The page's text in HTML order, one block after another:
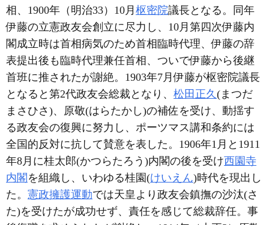
相、1900年（明治33）10月 枢密院議長となる。同年
伊藤の立憲政友会創立に尽力し、10月第四次伊藤内
閣成立時は首相病気のため首相臨時代理、伊藤の辞
表提出後も臨時代理兼任首相、ついで伊藤から後継
首班に推されたが謝絶。1903年7月伊藤が枢密院議長
となると第2代政友会総裁となり、 松田正久(まつだ
まさひさ)、原敬(はらたかし)の補佐を受け、動揺す
る政友会の復興に努力し、ポーツマス講和条約には
全国的反対に抗して賛意を表した。1906年1月と1911
年8月に桂太郎(かつらたろう)内閣の後を受け西園寺
内閣 を組織し、いわゆる桂園(けいえん)時代を現出し
た。 憲政擁護運動では天皇より政友会鎮撫の沙汰(さ
た)を受けたが成功せず、責任を感じて総裁辞任。事